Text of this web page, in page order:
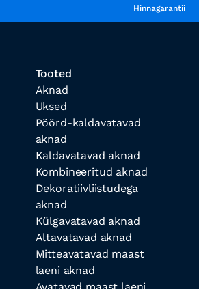
Hinnagarantii
Tooted
Aknad
Uksed
Pöörd-kaldavatavad
aknad
Kaldavatavad aknad
Kombineeritud aknad
Dekoratiivliistudega
aknad
Külgavatavad aknad
Altavatavad aknad
Mitteavatavad maast
laeni aknad